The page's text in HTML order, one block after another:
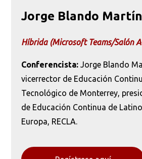
Jorge Blando
Híbrida (Microsoft Teams/Salón
Conferencista: Jorge Blando
vicerrector de Educación
Tecnológico de Monterrey,
de Educación Continua de
Europa, RECLA.